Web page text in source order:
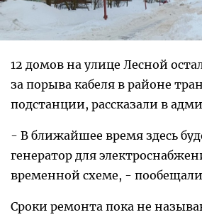
12 домов на улице Лесной
за порыва кабеля в районе
подстанции, рассказали в
- В ближайшее время здесь
генератор для
временной схеме, -
Сроки ремонта пока не